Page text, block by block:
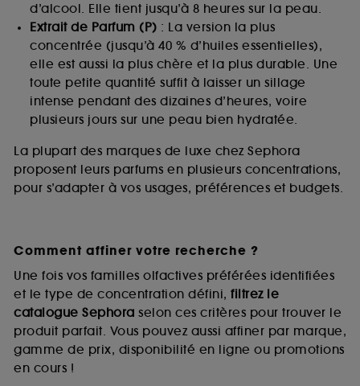
d’alcool. Elle tient jusqu’à 8 heures sur la peau.
Extrait de Parfum (P) : La version la plus
concentrée (jusqu’à 40 % d’huiles essentielles),
elle est aussi la plus chère et la plus durable. Une
toute petite quantité suffit à laisser un sillage
intense pendant des dizaines d’heures, voire
plusieurs jours sur une peau bien hydratée.
La plupart des marques de luxe chez Sephora
proposent leurs parfums en plusieurs concentrations,
pour s’adapter à vos usages, préférences et budgets.
Comment affiner votre recherche ?
Une fois vos familles olfactives préférées identifiées
et le type de concentration défini, filtrez le
catalogue Sephora selon ces critères pour trouver le
produit parfait. Vous pouvez aussi affiner par marque,
gamme de prix, disponibilité en ligne ou promotions
en cours !